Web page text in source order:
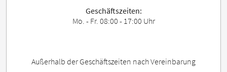
Geschäftszeiten:
Mo. - Fr. 08:00 - 17:00 Uhr
Außerhalb der Geschäftszeiten nach Vereinbarung